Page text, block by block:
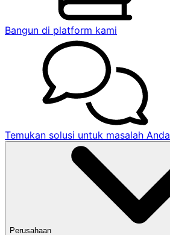
Bangun di platform kami
Temukan solusi untuk masalah Anda
Perusahaan